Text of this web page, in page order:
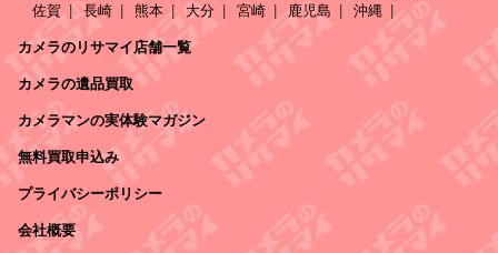
佐賀
長崎 熊本 大分 宮崎 鹿児島 沖縄
カメラのリサマイ店舗一覧
カメラの遺品買取
カメラマンの実体験マガジン
無料買取申込み
プライバシーポリシー
会社概要